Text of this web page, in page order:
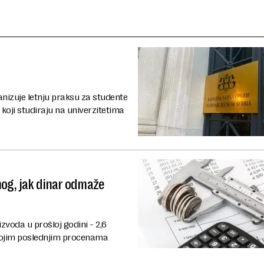
letnju praksu za studente
studiraju na univerzitetima
jak dinar odmaže
u prošloj godini - 2,6
poslednjim procenama